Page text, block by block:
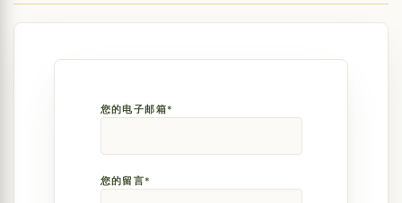
您的电子邮箱*
您的留言*